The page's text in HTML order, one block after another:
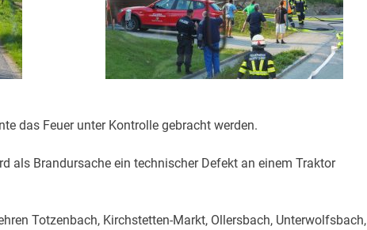
das Feuer unter Kontrolle gebracht werden.
als Brandursache ein technischer Defekt an einem Traktor
Totzenbach, Kirchstetten-Markt, Ollersbach, Unterwolfsbach,